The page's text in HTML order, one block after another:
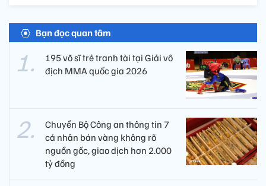
Bạn đọc quan tâm
195 võ sĩ trẻ tranh tài tại Giải vô
địch MMA quốc gia 2026
Chuyển Bộ Công an thông tin 7
cá nhân bán vàng không rõ
nguồn gốc, giao dịch hơn 2.000
tỷ đồng